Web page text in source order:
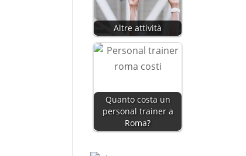
Altre attività
Quanto costa un
personal trainer a
Roma?